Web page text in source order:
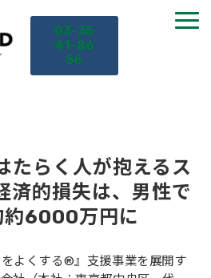
03-35
41-86
56
たらく人が抱えるス
済的損失は、男性で
約6000万円に
よくする®』支援事業を展開す